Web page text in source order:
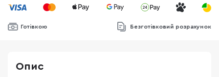
Готівкою Безготівковий розрахунок
Опис